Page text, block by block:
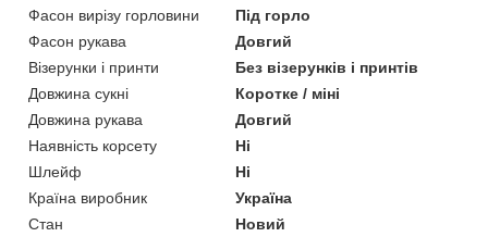
Фасон вирізу горловини
Під горло
Фасон рукава
Довгий
Візерунки і принти
Без візерунків і принтів
Довжина сукні
Коротке / міні
Довжина рукава
Довгий
Наявність корсету
Ні
Шлейф
Ні
Країна виробник
Україна
Стан
Новий